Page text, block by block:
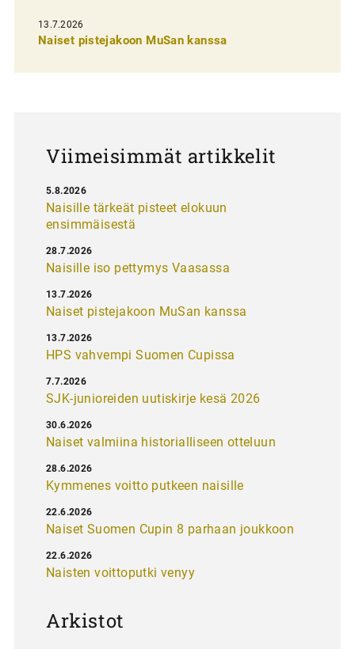
e
13.7.2026
Naiset pistejakoon MuSan kanssa
Viimeisimmät artikkelit
Naisille tärkeät pisteet elokuun
ensimmäisestä
5.8.2026
Naisille iso pettymys Vaasassa
28.7.2026
Naiset pistejakoon MuSan kanssa
13.7.2026
HPS vahvempi Suomen Cupissa
13.7.2026
SJK-junioreiden uutiskirje kesä 2026
7.7.2026
Naiset valmiina historialliseen otteluun
30.6.2026
Kymmenes voitto putkeen naisille
28.6.2026
Naiset Suomen Cupin 8 parhaan joukkoon
22.6.2026
Naisten voittoputki venyy
22.6.2026
Arkistot